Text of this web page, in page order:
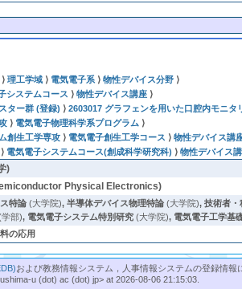
⟩理工学域 ⟩ 電気電子系 ⟩物性デバイス分野 ⟩
システムコース ⟩物性デバイス講座 ⟩
ター群 (登録) ⟩2603017 グラフェンを用いた口腔内モニタ
⟩ 電気電子物理科学系プログラム ⟩
創生工学専攻 ⟩ 電気電子創生工学コース ⟩物性デバイス講
⟩ 電気電子システムコース(創成科学研究科) ⟩物性デバイス
)
Physical Electronics)
特論 (大学院),半導体デバイス物理特論 (大学院),技術者・
学部), 電気電子システム特別研究 (大学院), 電気電子工学基
の応用
および教務情報システム，人事情報システムの登録情
u (dot) ac (dot) jp> at 2026-08-06 21:15:03.